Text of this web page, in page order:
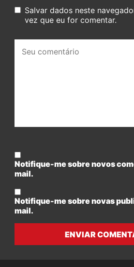
Salvar dados neste
vez que eu for comentar.
comentário:
Notifique-me sobre novos
mail.
Notifique-me sobre novas
mail.
ENVIAR